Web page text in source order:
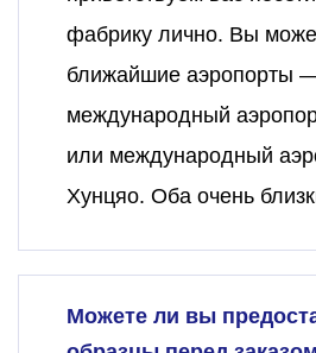
фабрику лично. Вы
ближайшие аэропорты
международный
или международный
Хунцяо. Оба очень
Можете ли вы